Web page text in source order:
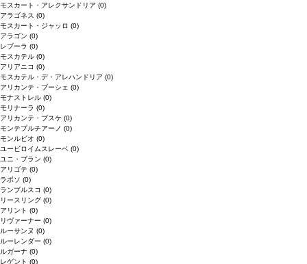
モスカート・アレクサンドリア (0)
アラゴネス (0)
モスカート・ジャッロ (0)
アラゴン (0)
レブーラ (0)
モスカテル (0)
アリアニコ (0)
モスカテル・デ・アレハンドリア (0)
アリカンテ・ブーシェ (0)
モナストレル (0)
モリナーラ (0)
アリカンテ・ブスケ (0)
モンテプルチアーノ (0)
モンルビオ (0)
ユービロイムスレーベ (0)
ユニ・ブラン (0)
アリゴテ (0)
ラボソ (0)
ランブルスコ (0)
リースリング (0)
アリント (0)
リヴァーナー (0)
ルーサンヌ (0)
ルーレンダー (0)
ルガーナ (0)
レゲント (0)